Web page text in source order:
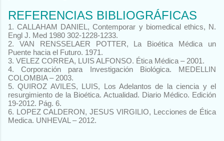
REFERENCIAS BIBLIOGRÁFICAS
1. CALLAHAM DANIEL, Contemporar y biomedical ethics, N.
Engl J. Med 1980 302-1228-1233.
2. VAN RENSSELAER POTTER, La Bioética Médica un
Puente hacia el Futuro. 1971.
3. VELEZ CORREA, LUIS ALFONSO. Ética Médica – 2001.
4. Corporación para Investigación Biológica. MEDELLIN
COLOMBIA – 2003.
5. QUIROZ AVILES, LUIS, Los Adelantos de la ciencia y el
resurgimiento de la Bioética. Actualidad. Diario Médico. Edición
19-2012. Pág. 6.
6. LOPEZ CALDERON, JESUS VIRGILIO, Lecciones de Ética
Medica. UNHEVAL – 2012.